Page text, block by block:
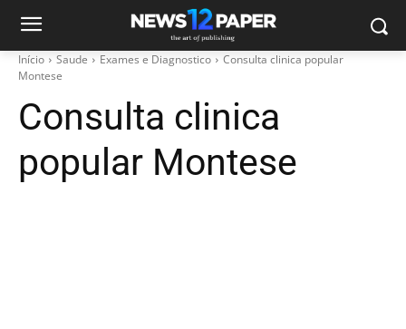
Início Saude Exames e Diagnostico
Consulta clinica popular
Montese
Consulta clinica
popular Montese